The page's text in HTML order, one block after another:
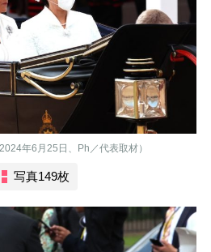
年6月25日、Ph／代表取材）
写真149枚